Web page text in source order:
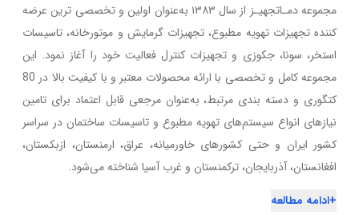
مجموعه دمـاتجهیـز از سال ۱۳۸۳ به‌عنوان اولین و تخصصی ترین عرضه
کننده تجهیزات تهویه مطبوع، تجهیزات گرمایش و موتورخانه، تاسیسات
استخر، سونا، جکوزی و تجهیزات کنترل فعالیت خود را آغاز نمود. این
مجموعه کامل و تخصصی با ارائه محصولات معتبر و با کیفیت بالا در 80
کتگوری و دسته بندی مرتبط، به‌عنوان مرجعی قابل اعتماد برای تامین
نیازهای انواع سیستم‌های تهویه مطبوع و تاسیسات ساختمان در سراسر
کشور ایران و حتی کشورهای خاورمیانه، عراق، ارمنستان، ازبکستان،
افغانستان، آذربایجان، ترکمنستان و غرب آسیا شناخته می‌شود.
+ادامه مطالعه